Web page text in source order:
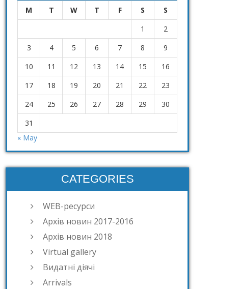
M T W T F S
S
1
2
3
4 5 6 7 8
9
10
11 12 13 14 15
16
17
18 19 20 21 22
23
24
25 26 27 28 29
30
31
« May
CATEGORIES
WEB-ресурси
Архів новин 2017-2016
Архів новин 2018
Virtual gallery
Видатні діячі
Arrivals